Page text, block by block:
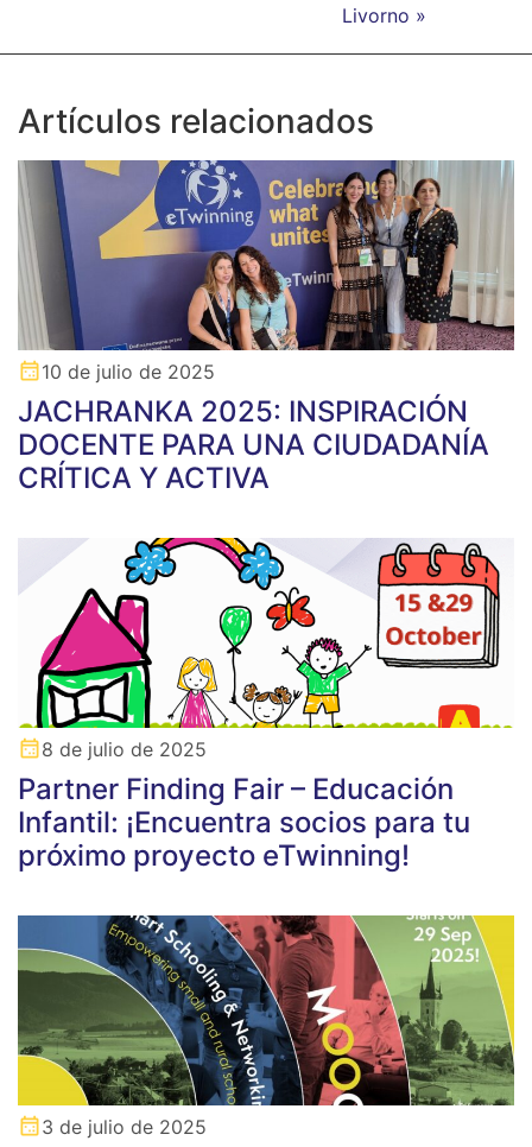
Livorno »
Artículos relacionados
10 de julio de 2025
JACHRANKA 2025: INSPIRACIÓN
DOCENTE PARA UNA CIUDADANÍA
CRÍTICA Y ACTIVA
8 de julio de 2025
Partner Finding Fair – Educación
Infantil: ¡Encuentra socios para tu
próximo proyecto eTwinning!
3 de julio de 2025